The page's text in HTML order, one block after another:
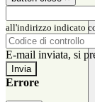
all'indirizzo indicato
E-mail inviata, si
Errore